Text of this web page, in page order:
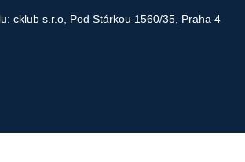
cklub s.r.o, Pod Stárkou 1560/35, Praha 4